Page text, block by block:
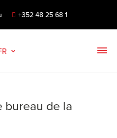
+352 48 25 68 1
bureau de la